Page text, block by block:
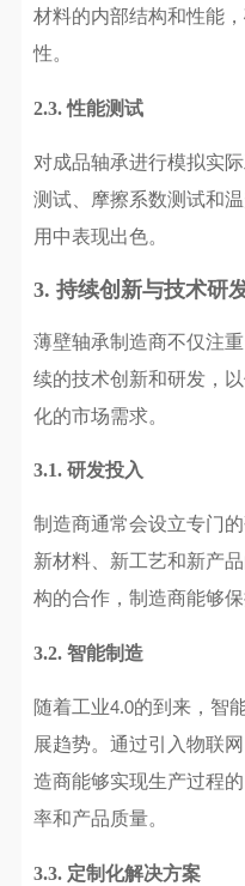
材料的内部结构和性能
性。
2.3.性能测试
对成品轴承进行模拟实
测试、摩擦系数测试和
用中表现出色。
3. 持续创新与技术研
薄壁轴承制造商不仅注
续的技术创新和研发，
化的市场需求。
3.1. 研发投入
制造商通常会设立专门
新材料、新工艺和新产
构的合作，制造商能够
3.2. 智能制造
随着工业4.0的到来，智
展趋势。通过引入物联
造商能够实现生产过程
率和产品质量。
3.3. 定制化解决方案